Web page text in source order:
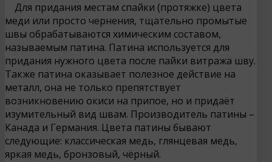
Для придания местам спайки (протяжке) цвета
меди или просто чернения, тщательно промытые
швы обрабатываются химическим составом,
называемым патина. Патина используется для
придания нужного цвета после пайки витража шву.
Также патина оказывает полезное действие на
металл, она не только препятствует
возникновению окиси на припое, но и придаёт
изумительный вид швам. Производитель патины –
Канада и Германия. Цвета патины бывают
следующие: классическая медь, глянцевая медь,
яркая медь, бронзовый, чёрный.